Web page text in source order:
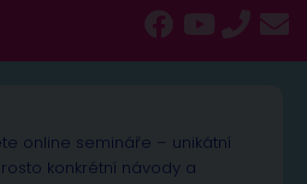
online semináře – unikátní
konkrétní návody a